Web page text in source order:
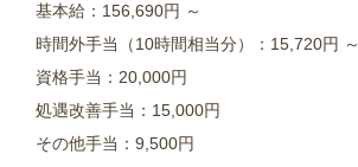
基本給：156,690円 ～
時間外手当（10時間相当分）：15,720円 ～
資格手当：20,000円
処遇改善手当：15,000円
その他手当：9,500円